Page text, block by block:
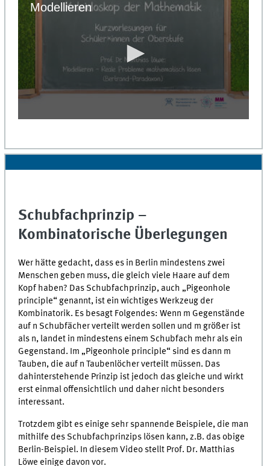
Modellieren
0
Schubfachprinzip –
Kombinatorische Überlegungen
Wer hätte gedacht, dass es in Berlin mindestens zwei
Menschen geben muss, die gleich viele Haare auf dem
Kopf haben? Das Schubfachprinzip, auch „Pigeonhole
principle“ genannt, ist ein wichtiges Werkzeug der
Kombinatorik. Es besagt Folgendes: Wenn m Gegenstände
auf n Schubfächer verteilt werden sollen und m größer ist
als n, landet in mindestens einem Schubfach mehr als ein
Gegenstand. Im „Pigeonhole principle“ sind es dann m
Tauben, die auf n Taubenlöcher verteilt müssen. Das
dahinterstehende Prinzip ist jedoch das gleiche und wirkt
erst einmal offensichtlich und daher nicht besonders
interessant.
Trotzdem gibt es einige sehr spannende Beispiele, die man
mithilfe des Schubfachprinzips lösen kann, z.B. das obige
Berlin-Beispiel. In diesem Video stellt Prof. Dr. Matthias
Löwe einige davon vor.